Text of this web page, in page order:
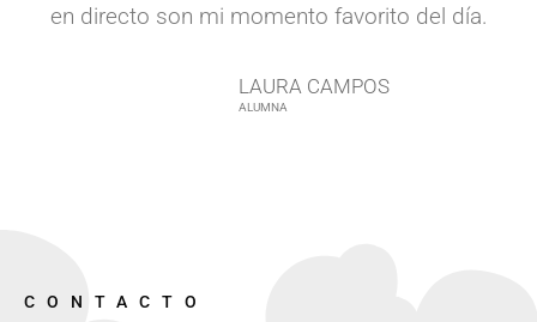
en directo son mi momento favorito del día.
LAURA CAMPOS
ALUMNA
CONTACTO